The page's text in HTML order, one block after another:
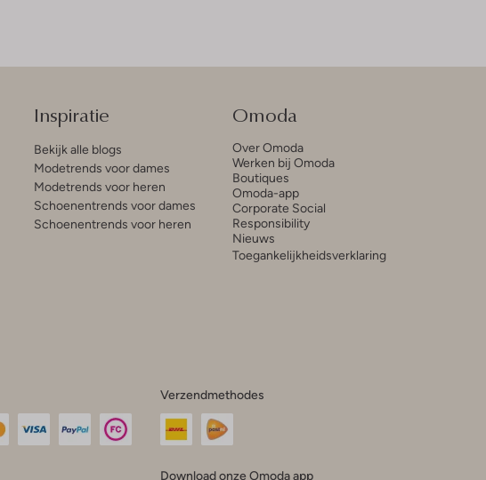
Inspiratie
Bekijk alle blogs
Modetrends voor dames
Modetrends voor heren
Schoenentrends voor dames
Schoenentrends voor heren
Omoda
Over Omoda
Werken bij Omoda
Boutiques
Omoda-app
Corporate Social
Responsibility
Nieuws
Toegankelijkheidsverklaring
Verzendmethodes
Download onze Omoda app